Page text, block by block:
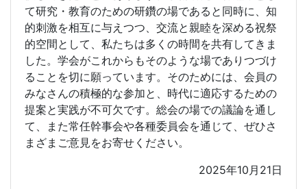
て研究・教育のための研鑽の場であると同時に、知
的刺激を相互に与えつつ、交流と親睦を深める祝祭
的空間として、私たちは多くの時間を共有してきま
した。学会がこれからもそのような場でありつづけ
ることを切に願っています。そのためには、会員の
みなさんの積極的な参加と、時代に適応するための
提案と実践が不可欠です。総会の場での議論を通し
て、また常任幹事会や各種委員会を通じて、ぜひさ
まざまご意見をお寄せください。
2025年10月21日